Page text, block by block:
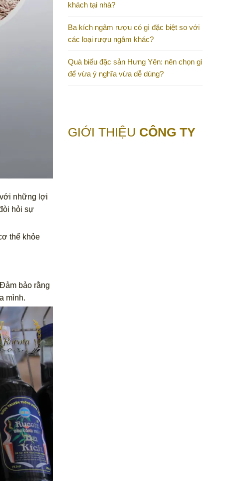
những lợi
hỏi sự
thể khỏe
bảo rằng
mình.
khách tại nhà?
Ba kích ngâm rượu có gì đặc biệt so với
các loại rượu ngâm khác?
Quà biếu đặc sản Hưng Yên: nên chọn gì
để vừa ý nghĩa vừa dễ dùng?
GIỚI THIỆU CÔNG TY